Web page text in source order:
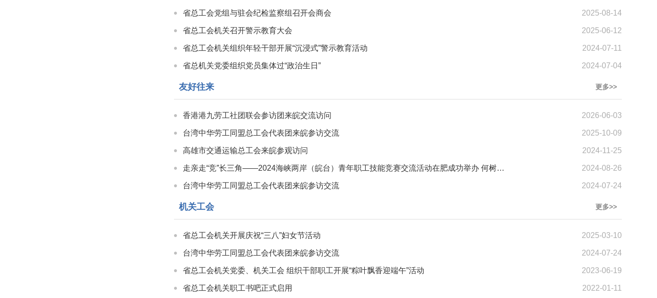
2025-08-14
省总工会党组与驻会纪检监察组召开会商会
2025-06-12
省总工会机关召开警示教育大会
2024-07-11
省总工会机关组织年轻干部开展“沉浸式”警示教育活动
2024-07-04
省总机关党委组织党员集体过“政治生日”
更多>>
友好往来
2026-06-03
香港港九劳工社团联会参访团来皖交流访问
2025-10-09
台湾中华劳工同盟总工会代表团来皖参访交流
2024-11-25
高雄市交通运输总工会来皖参观访问
2024-08-26
走亲走“竞”长三角——2024海峡两岸（皖台）青年职工技能竞赛交流活动在肥成功举办 何树山出席开幕式并讲话
2024-07-24
台湾中华劳工同盟总工会代表团来皖参访交流
更多>>
机关工会
2025-03-10
省总工会机关开展庆祝“三八”妇女节活动
2024-07-24
台湾中华劳工同盟总工会代表团来皖参访交流
2023-06-19
省总工会机关党委、机关工会 组织干部职工开展“粽叶飘香迎端午”活动
2022-01-11
省总工会机关职工书吧正式启用